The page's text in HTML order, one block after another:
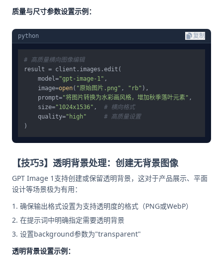
质量与尺寸参数设置示例：
python 复制
# 高质量横向图像编辑
result = client.images.edit(
    model=
"gpt-image-1" ,
    image=
open( "原始图片.png" , "rb" ),
    prompt=
"将图片转换为水彩画风格，增加秋季落叶元素" ,
    size=
"1024x1536" , # 横向格式
    quality=
"high"
# 高质量设置
【技巧3】透明背景处理：创建无背景图像
GPT Image 1支持创建或保留透明背景，这对于产品展示、平面
设计等场景极为有用：
确保输出格式设置为支持透明度的格式（PNG或WebP）
在提示词中明确指定需要透明背景
设置background参数为"transparent"
透明背景设置示例：